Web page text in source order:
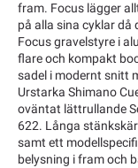
fram. Focus lägger
på alla sina cyklar då
Focus gravelstyre i
flare och kompakt
sadel i modernt snitt
Urstarka Shimano
oväntat lättrullande
622. Långa
samt ett
belysning i fram och